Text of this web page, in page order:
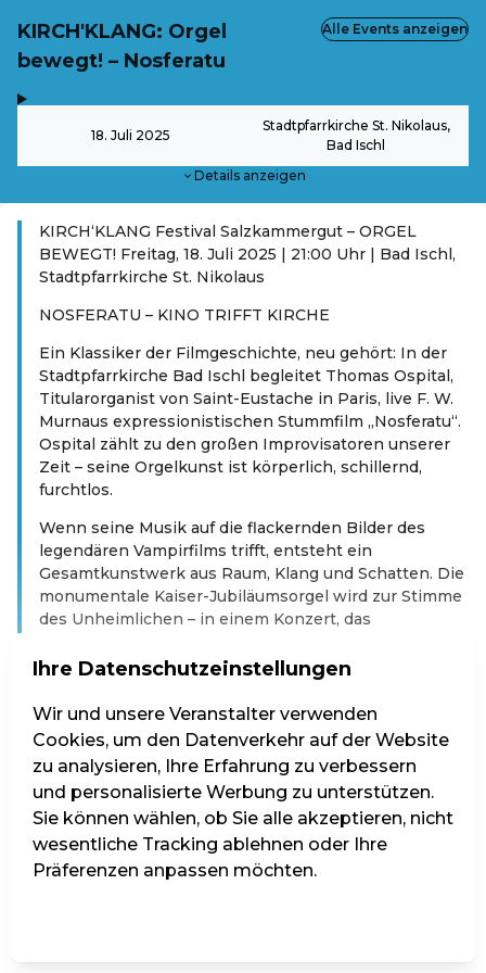
KIRCH'KLANG: Orgel
bewegt! – Nosferatu
18. Juli 2025
Stadtpfarrkirche St. Nikolaus,
Bad Ischl
Details anzeigen
Alle Events anzeigen
KIRCH‘KLANG Festival Salzkammergut – ORGEL
BEWEGT! Freitag, 18. Juli 2025 | 21:00 Uhr | Bad Ischl,
Stadtpfarrkirche St. Nikolaus
NOSFERATU – KINO TRIFFT KIRCHE
Ein Klassiker der Filmgeschichte, neu gehört: In der
Stadtpfarrkirche Bad Ischl begleitet Thomas Ospital,
Titularorganist von Saint-Eustache in Paris, live F. W.
Murnaus expressionistischen Stummfilm „Nosferatu“.
Ospital zählt zu den großen Improvisatoren unserer
Zeit – seine Orgelkunst ist körperlich, schillernd,
furchtlos.
Wenn seine Musik auf die flackernden Bilder des
legendären Vampirfilms trifft, entsteht ein
Gesamtkunstwerk aus Raum, Klang und Schatten. Die
monumentale Kaiser-Jubiläumsorgel wird zur Stimme
des Unheimlichen – in einem Konzert, das
auf überraschende Weise verbindet.
wie Orgel neu erfahrbar wird: als Instrument der
Ekstase, der Stille, der Vorstellungskraft.
–Programm– ORGEL BEWEGT! NOSFERATU
Stummfilm & Orgel
–Besetzung– Thomas Ospital, Orgel
Weiterlesen
Ihre Datenschutzeinstellungen
Wir und unsere Veranstalter verwenden
Cookies, um den Datenverkehr auf der Website
zu analysieren, Ihre Erfahrung zu verbessern
und personalisierte Werbung zu unterstützen.
Sie können wählen, ob Sie alle akzeptieren, nicht
wesentliche Tracking ablehnen oder Ihre
Präferenzen anpassen möchten.